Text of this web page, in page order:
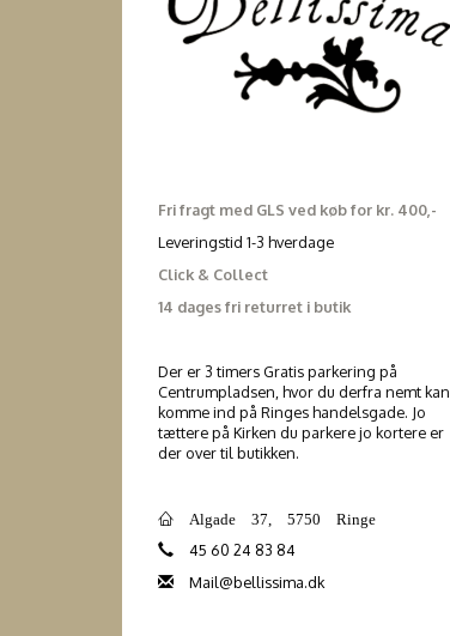
Fri fragt med GLS ved køb for kr. 400,-
Leveringstid 1-3 hverdage
Click & Collect
14 dages fri returret i butik
Der er 3 timers Gratis parkering på
Centrumpladsen, hvor du derfra nemt kan
komme ind på Ringes handelsgade. Jo
tættere på Kirken du parkere jo kortere er
der over til butikken.
Algade 37, 5750 Ringe
45 60 24 83 84
Mail@bellissima.dk